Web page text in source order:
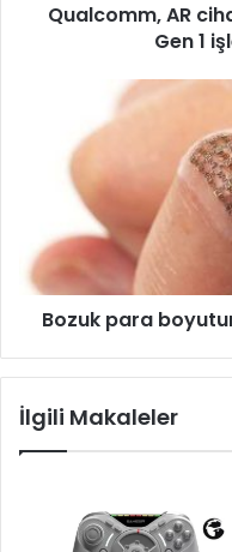
tanıttı!Qualcomm, AR
Gen 1
boyutunda
ultrason
Bozuk para
İlgili Makaleler